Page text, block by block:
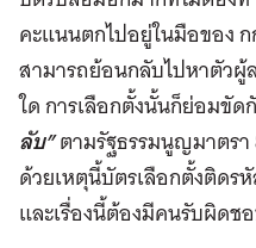
คะแนนตกไปอยู่ในมือของ
สามารถย้อนกลับไปหาตัวผู้
ใด การเลือกตั้งนั้นก็ย่อมขัด
ลับ”ตามรัฐธรรมนูญมาตรา
ด้วยเหตุนี้บัตรเลือกตั้งติดร
และเรื่องนี้ต้องมีคนรับผิดช